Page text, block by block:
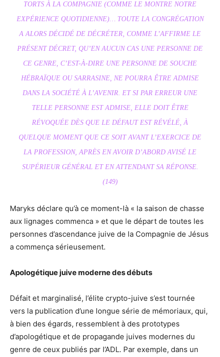
TORTS À LA COMPAGNIE (COMME LE MONTRE NOTRE
EXPÉRIENCE QUOTIDIENNE)… TOUTE LA CONGRÉGATION
A ALORS DÉCIDÉ DE DÉCRÉTER, COMME L’AFFIRME LE
PRÉSENT DÉCRET, QU’EN AUCUN CAS UNE PERSONNE DE
CE GENRE, C’EST-À-DIRE UNE PERSONNE DE SOUCHE
HÉBRAÏQUE OU SARRASINE, NE POURRA ÊTRE ADMISE
DANS LA SOCIÉTÉ À L’AVENIR. ET SI PAR ERREUR UNE
TELLE PERSONNE EST ADMISE, ELLE DOIT ÊTRE
RÉVOQUÉE DÈS QUE LE DÉFAUT EST RÉVÉLÉ, À
QUELQUE MOMENT QUE CE SOIT AVANT L’EXERCICE DE
LA PROFESSION, APRÈS EN AVOIR D’ABORD AVISÉ LE
SUPÉRIEUR GÉNÉRAL ET EN ATTENDANT SA RÉPONSE.
(149)
Maryks déclare qu’à ce moment-là « la saison de chasse
aux lignages commenca » et que le départ de toutes les
personnes d’ascendance juive de la Compagnie de Jésus
a commença sérieusement.
Apologétique juive moderne des débuts
Défait et marginalisé, l’élite crypto-juive s’est tournée
vers la publication d’une longue série de mémoriaux, qui,
à bien des égards, ressemblent à des prototypes
d’apologétique et de propagande juives modernes du
genre de ceux publiés par l’ADL. Par exemple, dans un